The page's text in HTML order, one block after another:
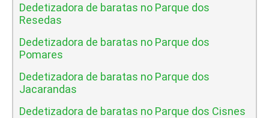
Dedetizadora de baratas no Parque dos
Resedas
Dedetizadora de baratas no Parque dos
Pomares
Dedetizadora de baratas no Parque dos
Jacarandas
Dedetizadora de baratas no Parque dos Cisnes